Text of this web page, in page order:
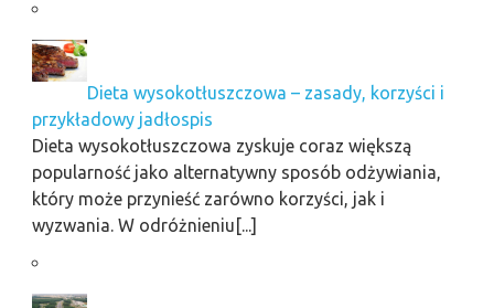
Dieta wysokotłuszczowa – zasady, korzyści i
przykładowy jadłospis
Dieta wysokotłuszczowa zyskuje coraz większą
popularność jako alternatywny sposób odżywiania,
który może przynieść zarówno korzyści, jak i
wyzwania. W odróżnieniu[...]